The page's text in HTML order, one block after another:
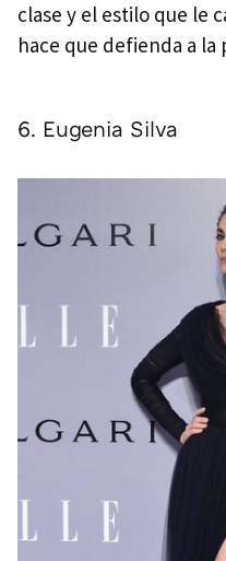
clase y el estilo que le
hace que defienda a
6. Eugenia Silva